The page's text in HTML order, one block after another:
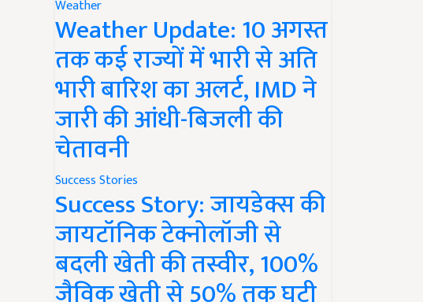
Weather
Weather Update: 10 अगस्त
तक कई राज्यों में भारी से अति
भारी बारिश का अलर्ट, IMD ने
जारी की आंधी-बिजली की
चेतावनी
Success Stories
Success Story: जायडेक्स की
जायटॉनिक टेक्नोलॉजी से
बदली खेती की तस्वीर, 100%